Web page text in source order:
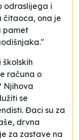
odraslijega i
čitaoca, ona je
pamet
računa o
Njihova
se
Đaci su za
drvna
za zastave na